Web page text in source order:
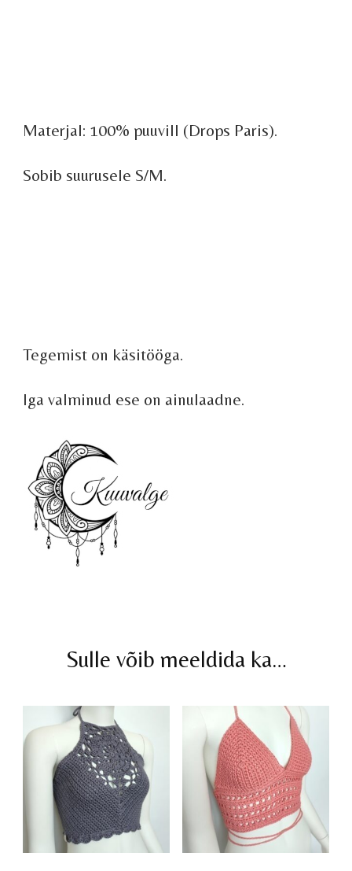
Materjal: 100% puuvill (Drops Paris).
Sobib suurusele S/M.
Tegemist on käsitööga.
Iga valminud ese on ainulaadne.
Sulle võib meeldida ka…